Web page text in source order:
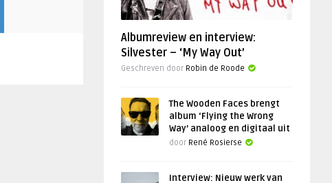
Albumreview en interview:
Silvester – ‘My Way Out’
Geschreven door Robin de Roode
The Wooden Faces brengt
album ‘Flying the Wrong
Way’ analoog en digitaal uit
door René Rosierse
Interview: Nieuw werk van